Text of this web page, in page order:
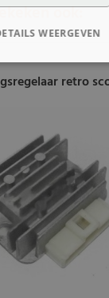
ook:
retro
WEERGEVEN